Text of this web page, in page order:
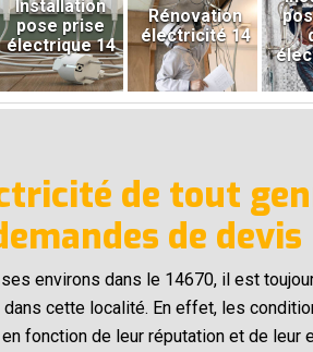
Installation
pose prise
électrique 14
Rénovation
électricité 14
de tout
de devis
environs dans le 14670, il est
cette localité. En effet, les
fonction de leur réputation et de leur